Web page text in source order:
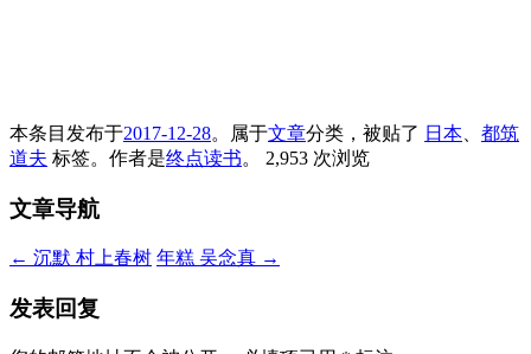
本条目发布于2017-12-28。属于文章分类，被贴了 日本
都筑
道夫 标签。 作者是终点读书。 2,953 次浏览
文章导航
← 沉默 村上春树 年糕 吴念真 →
发表回复